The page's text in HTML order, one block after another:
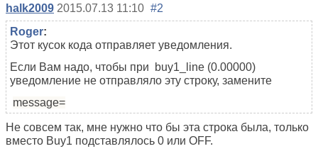
halk2009 2015.07.13 11:10 #2
Roger:
Этот кусок кода отправляет уведомления.
Если Вам надо, чтобы при buy1_line (0.00000)
уведомление не отправляло эту строку, замените
message=
Не совсем так, мне нужно что бы эта строка была, только
вместо Buy1 подставлялось 0 или OFF.